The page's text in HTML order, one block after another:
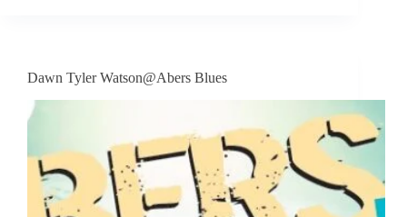
Dawn Tyler Watson@Abers Blues